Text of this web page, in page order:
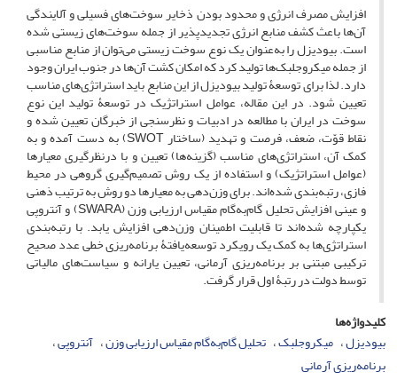
افزایش مصرف انرژی و محدود بودن ذخایر سوخت‌‌های فسیلی و آلایندگی
آن‌ها باعث کشف منابع انرژی تجدید‌پذیر از جمله سوخت‌های زیستی شده
است. بیودیزل را به‌عنوان یک نوع سوخت زیستی می‌توان از منابع مناسبی
از جمله میکروجلبک‌ها تولید کرد که امکان کشت آن‌ها در جنوب ایران وجود
دارد. لذا برای توسعۀ تولید بیودیزل از این منابع باید استراتژی‌های مناسب
تعیین شود. در این مقاله، عوامل استراتژیک در توسعۀ تولید این نوع
سوخت در ایران با مطالعه در ادبیات و نظرسنجی از خبرگان تعیین شده و
نقاط قوّت، ضعف، فرصت و تهدید (ساختار SWOT) به دست آمده و به
کمک آن، استراتژی‌های مناسب (گزینه‌ها) تعیین و با درنظرگیری معیارها
(عوامل استراتژیک) و استفاده از یک روش تصمیم‌گیری گروهی در محیط
فازی، رتبه‌بندی شده‌اند. برای وزن‌دهی به معیارها دو روش به ترتیب ذهنی
و عینی افزایش تحلیل گام‌به‌گام مقیاس ارزیابی وزن (SWARA) و آنتروپی
یکپارچه شده‌اند تا قابلیت اطمینان وزن‌دهی افزایش یابد. با رتبه‌بندی
استراتژی‌ها به کمک یک رویکرد توسعه‌یافتۀ برنامه‌ریزی خطی عدد صحیح
ترکیبی مبتنی بر برنامه‌ریزی آرمانی، تعیین یارانه و سیاست‌های مالیاتی
توسط دولت در رتبۀ اول قرار گرفت.
کلیدواژه‌ها
بیودیزل میکروجلبک تحلیل گام‌به‌گام مقیاس ارزیابی وزن آنتروپی
برنامه‌ریزی آرمانی